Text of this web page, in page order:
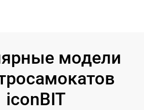
модели
iconBIT